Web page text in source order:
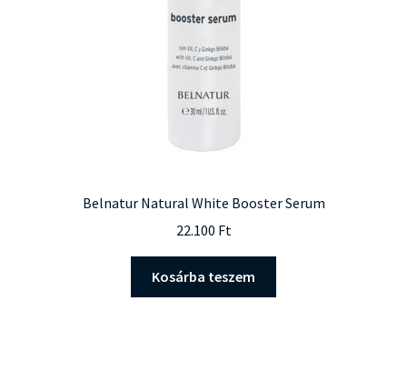
Belnatur Natural White Booster Serum
22.100 Ft
Kosárba teszem